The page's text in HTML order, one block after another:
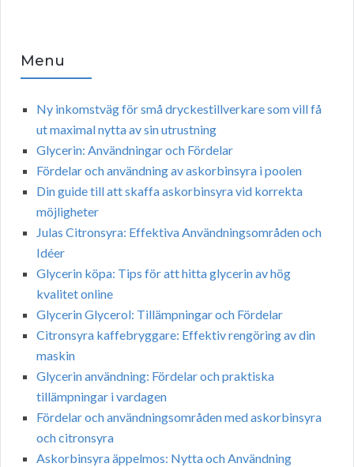
Menu
Ny inkomstväg för små dryckestillverkare som vill få
ut maximal nytta av sin utrustning
Glycerin: Användningar och Fördelar
Fördelar och användning av askorbinsyra i poolen
Din guide till att skaffa askorbinsyra vid korrekta
möjligheter
Julas Citronsyra: Effektiva Användningsområden och
Idéer
Glycerin köpa: Tips för att hitta glycerin av hög
kvalitet online
Glycerin Glycerol: Tillämpningar och Fördelar
Citronsyra kaffebryggare: Effektiv rengöring av din
maskin
Glycerin användning: Fördelar och praktiska
tillämpningar i vardagen
Fördelar och användningsområden med askorbinsyra
och citronsyra
Askorbinsyra äppelmos: Nytta och Användning